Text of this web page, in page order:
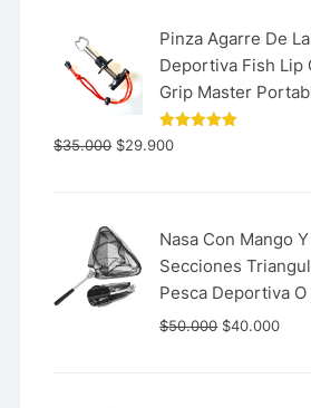
Pinza Agarre De
Deportiva Fish Lip
Grip Master
Valorado
con
$35.000 $29.900
Nasa Con Mango
Secciones
Pesca Deportiva
$50.000 $40.000